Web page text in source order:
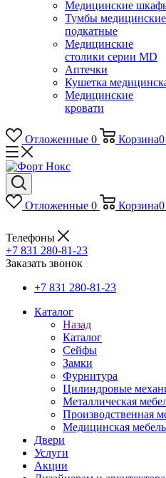
Медицинские
Тумбы медицинские
подкатные
Медицинские
столики серии MD
Аптечки
Кушетка
Медицинские
кровати
Отложенные 0 Корзина0
Отложенные 0 Корзина0
Телефоны
+7 831 280-81-23
Заказать звонок
+7 831 280-81-23
Каталог
Назад
Каталог
Сейфы
Замки
Фурнитура
Цилиндровые
Металлическая
Производственная
Медицинская
Двери
Услуги
Акции